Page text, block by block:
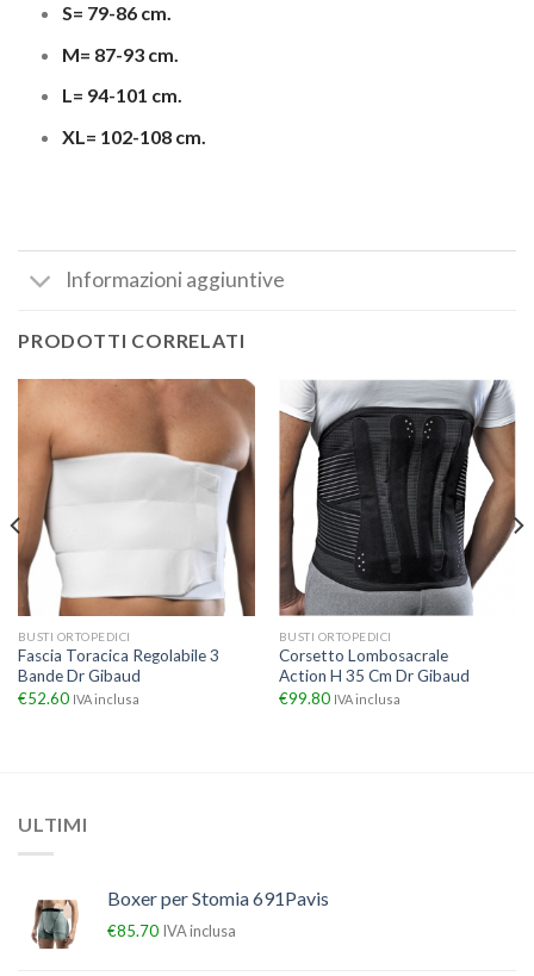
S= 79-86 cm.
M= 87-93 cm.
L= 94-101 cm.
XL= 102-108 cm.
Informazioni aggiuntive
PRODOTTI CORRELATI
BUSTI ORTOPEDICI
Fascia Toracica Regolabile 3
Bande Dr Gibaud
€52.60 IVA inclusa
BUSTI ORTOPEDICI
Corsetto Lombosacrale
Action H 35 Cm Dr Gibaud
€99.80 IVA inclusa
ULTIMI
Boxer per Stomia 691Pavis
€85.70 IVA inclusa